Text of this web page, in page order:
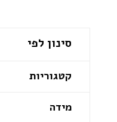
סינון לפי
קטגוריות
מידה